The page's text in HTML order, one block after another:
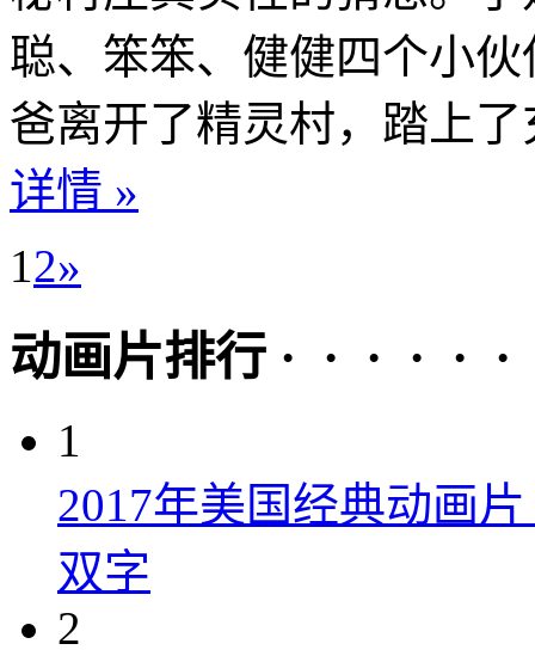
聪、笨笨、健健四个小
爸离开了精灵村，踏上
详情 »
1 2»
动画片排行 · · · · · ·
1
2017年美国经典动画
双字
2